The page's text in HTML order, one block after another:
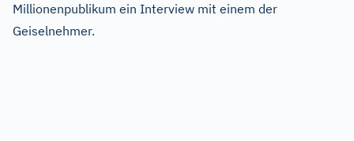
Millionenpublikum ein Interview mit einem der
Geiselnehmer.